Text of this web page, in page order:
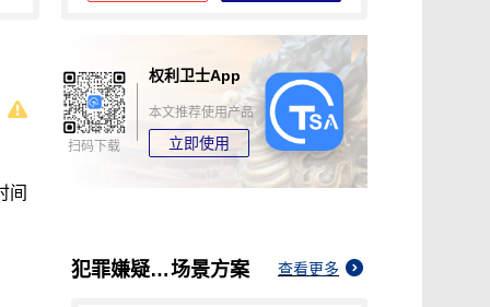
间
扫码下载
权利卫士App
本文推荐使用产品
立即使用
犯罪嫌疑人扣押手机取证多久归还场景方案 查看更多